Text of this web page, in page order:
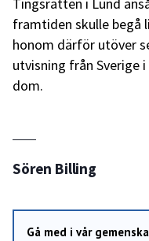
framtiden skulle begå
honom därför utöver
utvisning från Sverige
dom.
Sören Billing
Gå med i vår